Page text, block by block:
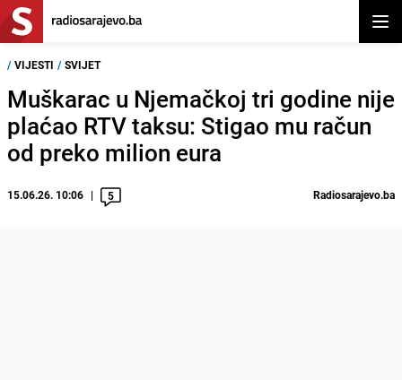
/ VIJESTI / SVIJET
Muškarac u Njemačkoj tri godine nije
plaćao RTV taksu: Stigao mu račun
od preko milion eura
15.06.26. 10:06 5 Radiosarajevo.ba